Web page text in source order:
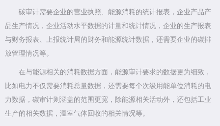
碳审计需要企业的营业执照、能源消耗的统计报表，企业产品产
品生产情况，企业活动水平数据的计量和统计情况，企业的生产报表
与财务报表、上报统计局的财务和能源统计数据，还需要企业的碳排
放管理情况等。
在与能源相关的消耗数据方面，能源审计要求的数据更为细致，
比如电力不仅需要消耗总量数据，还需要每个次级用能单位消耗的电
力数据，碳审计则涵盖的范围更宽，除能源相关活动外，还包括工业
生产的相关数据，温室气体回收的相关情况等。